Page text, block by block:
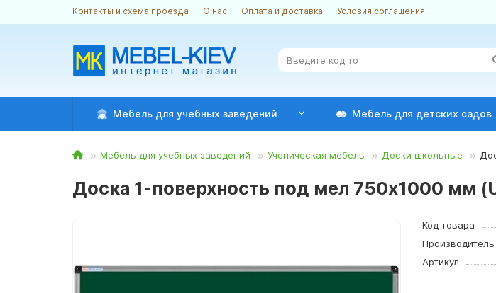
Контакты и схема проезда О нас Оплата и доставка Условия соглашения
Мебель для учебных заведений Мебель для детских садов
Мебель для учебных заведений Ученическая мебель Доски школьные
Доска 1-поверхность под мел 750х1000 мм
Код товара
Производитель
Артикул